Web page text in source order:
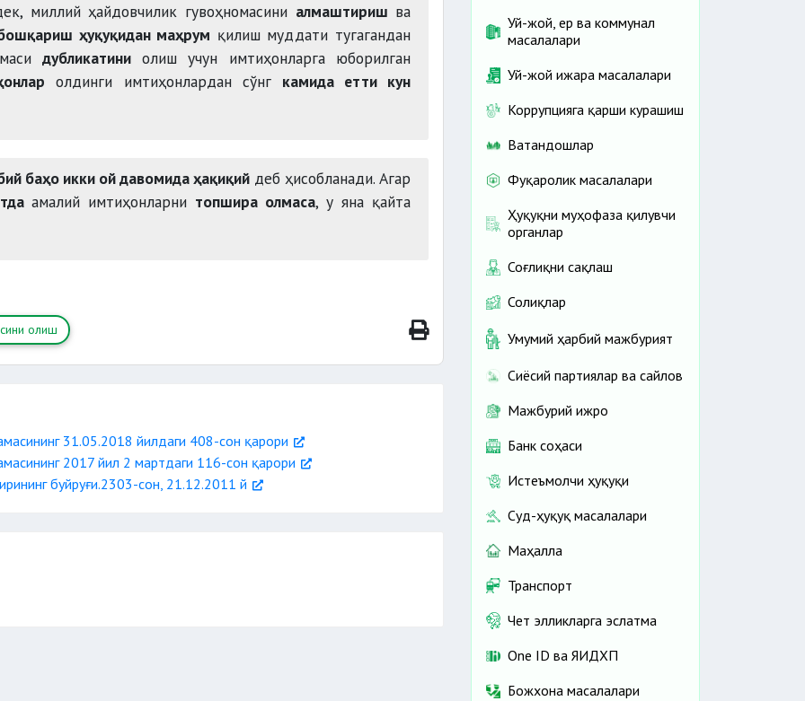
миллий ҳайдовчилик гувоҳномасини алмаштириш ва
ҳуқуқидан маҳрум қилиш муддати тугагандан
дубликатини олиш учун имтиҳонларга юборилган
олдинги имтиҳонлардан сўнг камида етти кун
баҳо икки ой давомида ҳақиқий деб ҳисобланади. Агар
амалий имтиҳонларни топшира олмаса, у яна қайта
олиш
31.05.2018 йилдаги 408-сон қарори
2017 йил 2 мартдаги 116-сон қарори
буйруғи.2303-сон, 21.12.2011 й
Уй-жой, ер ва коммунал
масалалари
Уй-жой ижара масалалари
Коррупцияга қарши курашиш
Ватандошлар
Фуқаролик масалалари
Ҳуқуқни муҳофаза қилувчи
органлар
Соғлиқни сақлаш
Солиқлар
Умумий ҳарбий мажбурият
Сиёсий партиялар ва сайлов
Мажбурий ижро
Банк соҳаси
Истеъмолчи ҳуқуқи
Суд-ҳуқуқ масалалари
Маҳалла
Транспорт
Чет элликларга эслатма
One ID ва ЯИДХП
Божхона масалалари